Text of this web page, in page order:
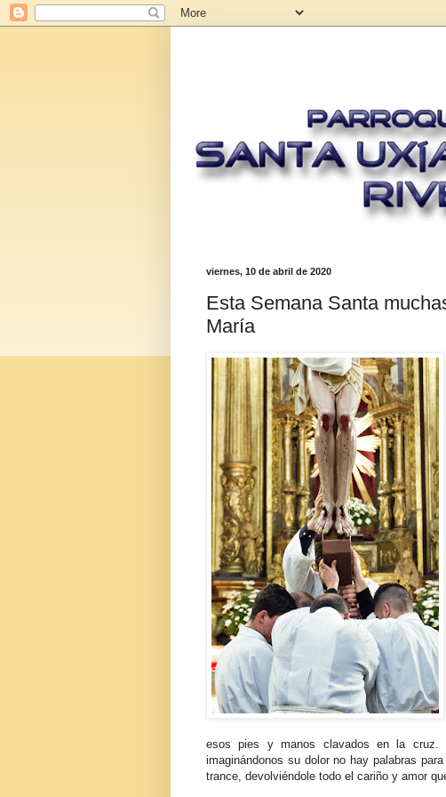
viernes, 10 de abril de 2020
Esta Semana Santa
María
esos pies y manos clavados en la cruz.
imaginándonos su dolor no hay palabras
trance, devolviéndole todo el cariño y amor